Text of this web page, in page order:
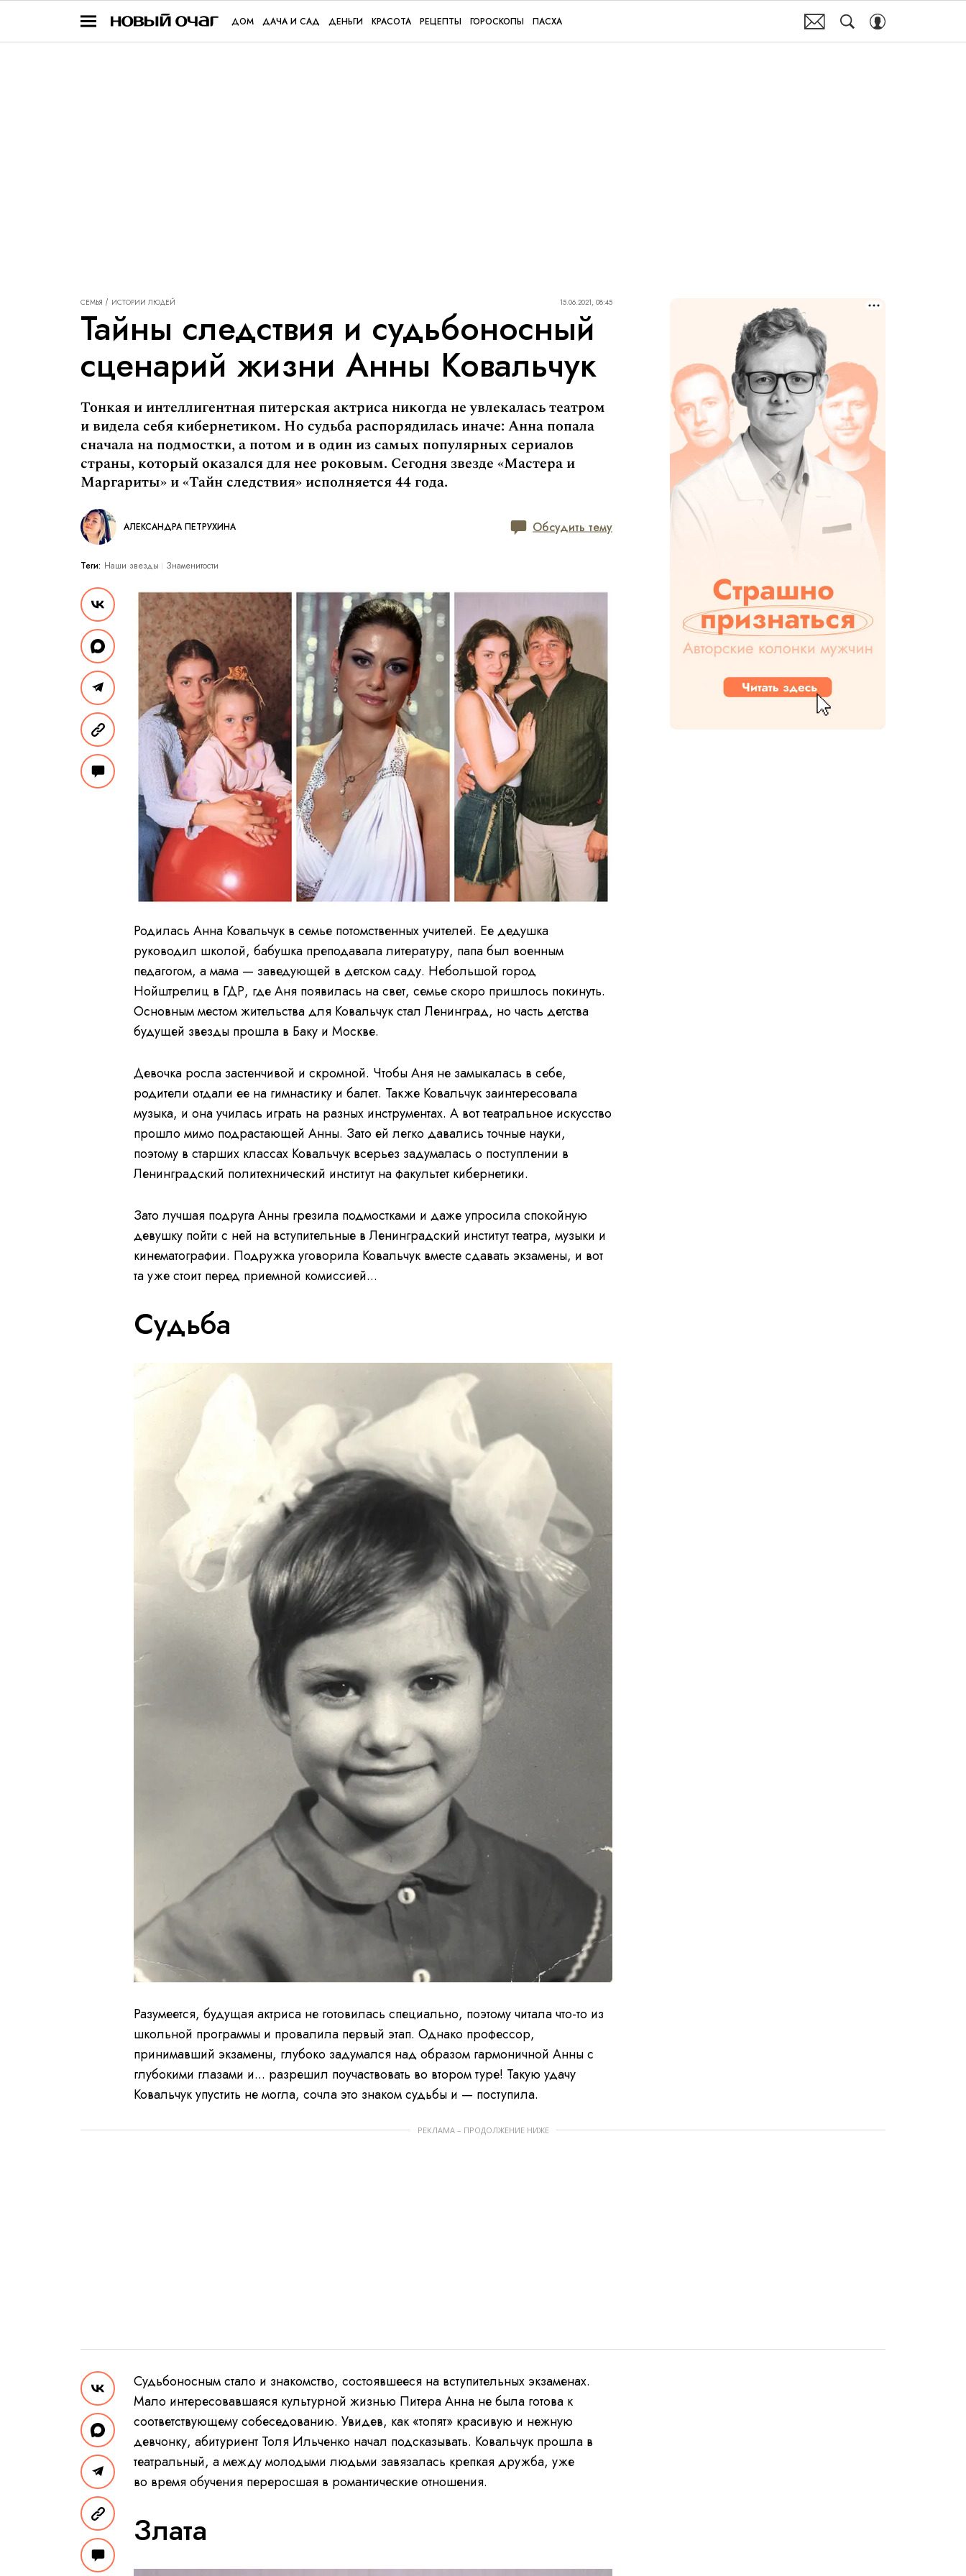
ДОМ ДАЧА И САД ДЕНЬГИ КРАСОТА РЕЦЕПТЫ ГОРОСКОПЫ ПАСХА
СЕМЬЯ ИСТОРИИ ЛЮДЕЙ 15.06.2021, 08:45
Тайны следствия и судьбоносный
сценарий жизни Анны Ковальчук
Тонкая и интеллигентная питерская актриса никогда не увлекалась театром
и видела себя кибернетиком. Но судьба распорядилась иначе: Анна попала
сначала на подмостки, а потом и в один из самых популярных сериалов
страны, который оказался для нее роковым. Сегодня звезде «Мастера и
Маргариты» и «Тайн следствия» исполняется 44 года.
АЛЕКСАНДРА ПЕТРУХИНА Обсудить тему
Теги: Наши звезды Знаменитости
Родилась Анна Ковальчук в семье потомственных учителей. Ее дедушка
руководил школой, бабушка преподавала литературу, папа был военным
педагогом, а мама — заведующей в детском саду. Небольшой город
Нойштрелиц в ГДР, где Аня появилась на свет, семье скоро пришлось покинуть.
Основным местом жительства для Ковальчук стал Ленинград, но часть детства
будущей звезды прошла в Баку и Москве.
Девочка росла застенчивой и скромной. Чтобы Аня не замыкалась в себе,
родители отдали ее на гимнастику и балет. Также Ковальчук заинтересовала
музыка, и она училась играть на разных инструментах. А вот театральное искусство
прошло мимо подрастающей Анны. Зато ей легко давались точные науки,
поэтому в старших классах Ковальчук всерьез задумалась о поступлении в
Ленинградский политехнический институт на факультет кибернетики.
Зато лучшая подруга Анны грезила подмостками и даже упросила спокойную
девушку пойти с ней на вступительные в Ленинградский институт театра, музыки и
кинематографии. Подружка уговорила Ковальчук вместе сдавать экзамены, и вот
та уже стоит перед приемной комиссией...
Судьба
Разумеется, будущая актриса не готовилась специально, поэтому читала что-то из
школьной программы и провалила первый этап. Однако профессор,
принимавший экзамены, глубоко задумался над образом гармоничной Анны с
глубокими глазами и... разрешил поучаствовать во втором туре! Такую удачу
Ковальчук упустить не могла, сочла это знаком судьбы и — поступила.
РЕКЛАМА – ПРОДОЛЖЕНИЕ НИЖЕ
Судьбоносным стало и знакомство, состоявшееся на вступительных экзаменах.
Мало интересовавшаяся культурной жизнью Питера Анна не была готова к
соответствующему собеседованию. Увидев, как «топят» красивую и нежную
девчонку, абитуриент Толя Ильченко начал подсказывать. Ковальчук прошла в
театральный, а между молодыми людьми завязалась крепкая дружба, уже
во время обучения переросшая в романтические отношения.
Злата